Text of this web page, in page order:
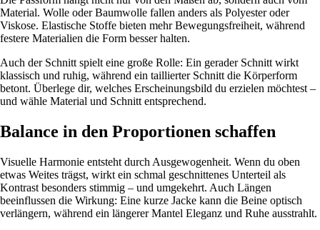
Material. Wolle oder Baumwolle fallen anders als Polyester oder
Viskose. Elastische Stoffe bieten mehr Bewegungsfreiheit, während
festere Materialien die Form besser halten.
Auch der Schnitt spielt eine große Rolle: Ein gerader Schnitt wirkt
klassisch und ruhig, während ein taillierter Schnitt die Körperform
betont. Überlege dir, welches Erscheinungsbild du erzielen möchtest –
und wähle Material und Schnitt entsprechend.
Balance in den Proportionen schaffen
Visuelle Harmonie entsteht durch Ausgewogenheit. Wenn du oben
etwas Weites trägst, wirkt ein schmal geschnittenes Unterteil als
Kontrast besonders stimmig – und umgekehrt. Auch Längen
beeinflussen die Wirkung: Eine kurze Jacke kann die Beine optisch
verlängern, während ein längerer Mantel Eleganz und Ruhe ausstrahlt.